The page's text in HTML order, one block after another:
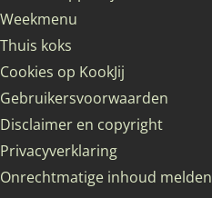
Weekmenu
Thuis koks
Cookies op KookJij
Gebruikersvoorwaarden
Disclaimer en copyright
Privacyverklaring
Onrechtmatige inhoud melden